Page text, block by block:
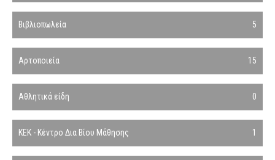
Βιβλιοπωλεία 5
Αρτοποιεία 15
Αθλητικά είδη 0
ΚΕΚ - Κέντρο Δια Βίου Μάθησης 1